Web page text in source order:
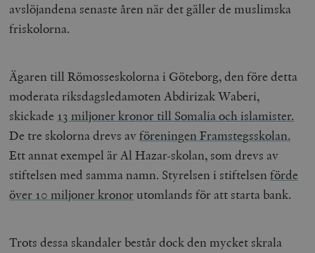
avslöjandena senaste åren när det gäller de muslimska
friskolorna.
Ägaren till Römosseskolorna i Göteborg, den före detta
moderata riksdagsledamoten Abdirizak Waberi,
skickade 13 miljoner kronor till Somalia och islamister.
De tre skolorna drevs avföreningen Framstegsskolan.
Ett annat exempel är Al Hazar-skolan, som drevs av
stiftelsen med samma namn. Styrelsen i stiftelsenförde
över 10 miljoner kronor utomlands för att starta bank.
Trots dessa skandaler består dock den mycket skrala